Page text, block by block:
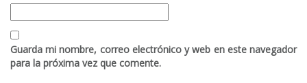
Guarda mi nombre, correo electrónico y web en este navegador
para la próxima vez que comente.